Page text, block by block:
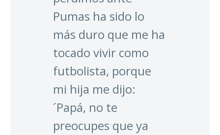
Pumas ha sido lo
más duro que me ha
tocado vivir como
futbolista, porque
mi hija me dijo:
´Papá, no te
preocupes que ya